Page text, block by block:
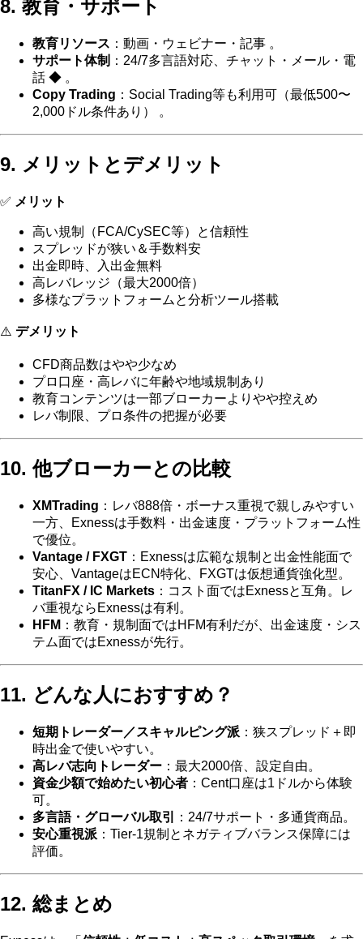
8. 教育・サポート
教育リソース ：動画・ウェビナー・記事 。
サポート体制 ：24/7多言語対応、チャット・メール・電
話 ◆ 。
Copy Trading ：Social Trading等も利用可（最低500〜
2,000ドル条件あり） 。
9. メリットとデメリット
✅ メリット
高い規制（FCA/CySEC等）と信頼性
スプレッドが狭い＆手数料安
出金即時、入出金無料
高レバレッジ（最大2000倍）
多様なプラットフォームと分析ツール搭載
⚠️ デメリット
CFD商品数はやや少なめ
プロ口座・高レバに年齢や地域規制あり
教育コンテンツは一部ブローカーよりやや控えめ
レバ制限、プロ条件の把握が必要
10. 他ブローカーとの比較
XMTrading ：レバ888倍・ボーナス重視で親しみやすい
一方、Exnessは手数料・出金速度・プラットフォーム性
で優位。
Vantage / FXGT ：Exnessは広範な規制と出金性能面で
安心、VantageはECN特化、FXGTは仮想通貨強化型。
TitanFX / IC Markets ：コスト面ではExnessと互角。レ
バ重視ならExnessは有利。
HFM ：教育・規制面ではHFM有利だが、出金速度・シス
テム面ではExnessが先行。
11. どんな人におすすめ？
短期トレーダー／スキャルピング派 ：狭スプレッド＋即
時出金で使いやすい。
高レバ志向トレーダー ：最大2000倍、設定自由。
資金少額で始めたい初心者 ：Cent口座は1ドルから体験
可。
多言語・グローバル取引
：24/7サポート・多通貨商品。
安心重視派 ：Tier‑1規制とネガティブバランス保障には
評価。
12. 総まとめ